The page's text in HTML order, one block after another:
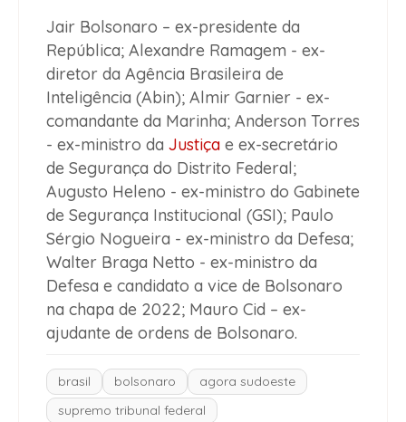
Jair Bolsonaro – ex-presidente da
República; Alexandre Ramagem - ex-
diretor da Agência Brasileira de
Inteligência (Abin); Almir Garnier - ex-
comandante da Marinha; Anderson Torres
- ex-ministro da Justiça e ex-secretário
de Segurança do Distrito Federal;
Augusto Heleno - ex-ministro do Gabinete
de Segurança Institucional (GSI); Paulo
Sérgio Nogueira - ex-ministro da Defesa;
Walter Braga Netto - ex-ministro da
Defesa e candidato a vice de Bolsonaro
na chapa de 2022; Mauro Cid – ex-
ajudante de ordens de Bolsonaro.
brasil bolsonaro
agora sudoeste
supremo tribunal federal